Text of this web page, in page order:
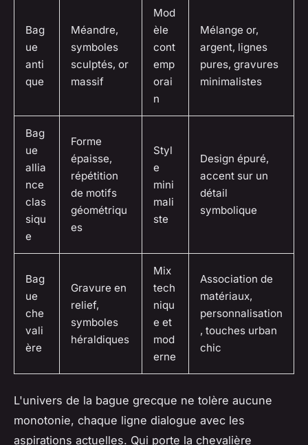
Bag
ue
anti
que
Méandre,
symboles
sculptés, or
massif
Mod
èle
cont
emp
orai
n
Mélange or,
argent, lignes
pures, gravures
minimalistes
Bag
ue
allia
nce
clas
siqu
e
Forme
épaisse,
répétition
de motifs
géométriqu
es
Styl
e
mini
mali
ste
Design épuré,
accent sur un
détail
symbolique
Bag
ue
che
vali
ère
Gravure en
relief,
symboles
héraldiques
Mix
tech
niqu
e et
mod
erne
Association de
matériaux,
personnalisation
, touches urban
chic
L'univers de la bague grecque ne tolère aucune
monotonie, chaque ligne dialogue avec les
aspirations actuelles. Qui porte la chevalière